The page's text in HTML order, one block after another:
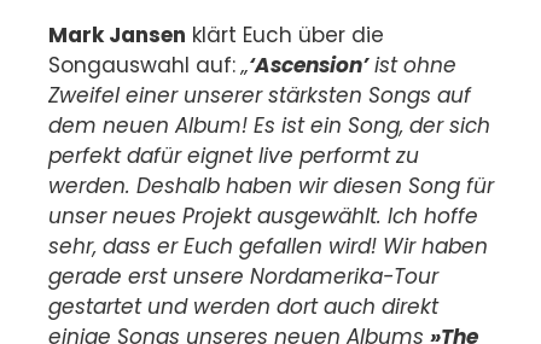
Mark Jansen klärt Euch über die
Songauswahl auf:„‘Ascension’ist ohne
Zweifel einer unserer stärksten Songs auf
dem neuen Album! Es ist ein Song, der sich
perfekt dafür eignet live performt zu
werden. Deshalb haben wir diesen Song für
unser neues Projekt ausgewählt. Ich hoffe
sehr, dass er Euch gefallen wird! Wir haben
gerade erst unsere Nordamerika-Tour
gestartet und werden dort auch direkt
einige Songs unseres neuen Albums »The